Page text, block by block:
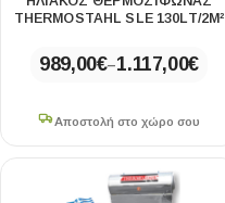
THERMOSTAHL SLE 130LT/2M²
989,00€–1.117,00€
Αποστολή στο χώρο σου